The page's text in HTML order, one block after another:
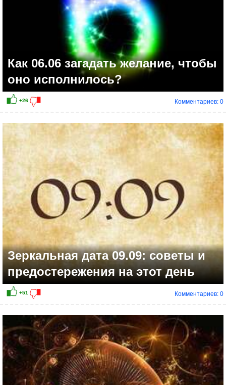
+16
Как 06.06 загадать желание, чтобы
оно исполнилось?
Комментариев: 0
Зеркальная дата 09.09: советы и
предостережения на этот день
Комментариев: 0